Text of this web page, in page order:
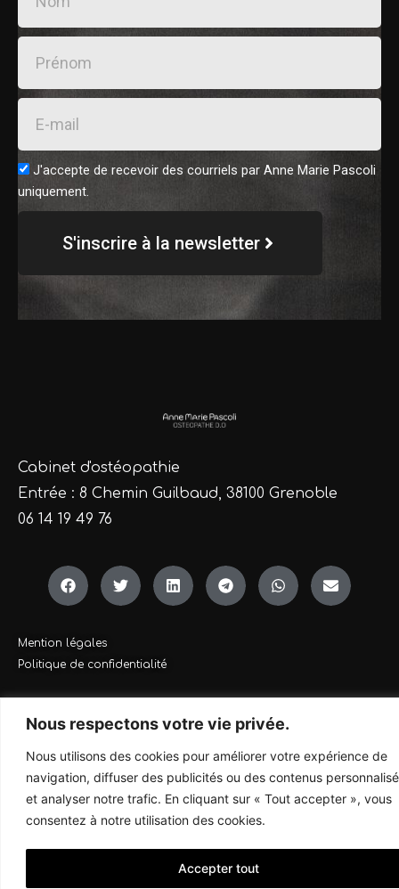
Nous respectons votre vie privée.
Nous utilisons des cookies pour améliorer votre expérience de
navigation, diffuser des publicités ou des contenus
et analyser notre trafic. En cliquant sur « Tout accepter », vous
consentez à notre utilisation des cookies.
Accepter tout
mail
Consent
J'accepte de recevoir des courriels par Anne Marie Pascoli
uniquement.
S'inscrire à la newsletter
Cabinet d'ostéopathie
Entrée : 8 Chemin Guilbaud, 38100 Grenoble
06 14 19 49 76
Mention légales
Politique de confidentialité
Tous droit réservés Anne Marie Pascoli ©2024 Design By